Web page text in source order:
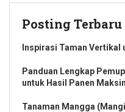
Posting Terbaru
Inspirasi Taman Vertikal
Panduan Lengkap
untuk Hasil Panen
Tanaman Mangga